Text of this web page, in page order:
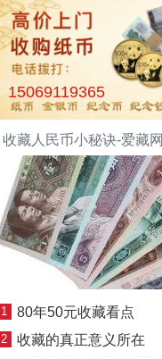
15069119365
收藏人民币小秘诀-爱藏网
1 80年50元收藏看点
2 收藏的真正意义所在